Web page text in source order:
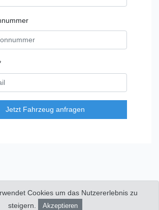
Jetzt Fahrzeug anfragen
Viktor Bargen Nutzfahrzeuge|Impressum
|Kontakt
Cookies um das Nutzererlebnis zu
steigern.
Akzeptieren